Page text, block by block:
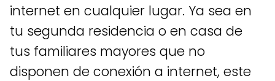
internet en cualquier lugar. Ya sea en
tu segunda residencia o en casa de
tus familiares mayores que no
disponen de conexión a internet, este